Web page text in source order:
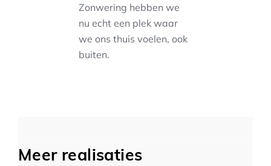
Zonwering hebben we
nu echt een plek waar
we ons thuis voelen, ook
buiten.
Meer realisaties